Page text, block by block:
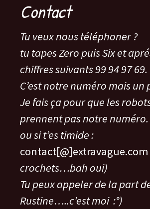
Contact
Tu veux nous téléphoner ?
tu tapes Zero puis Six et
chiffres suivants 99 94 97 69.
C’est notre numéro mais un
Je fais ça pour que les
prennent pas notre numéro.
ou si t’es timide :
contact[@]extravague.com
crochets…bah oui)
Tu peux appeler de la part
Rustine…..c’est moi :°)